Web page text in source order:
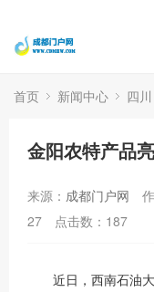
首页 新闻中心 四川
金阳农特产品
来源： 成都门户网
27
点击数： 187
近日，西南石油